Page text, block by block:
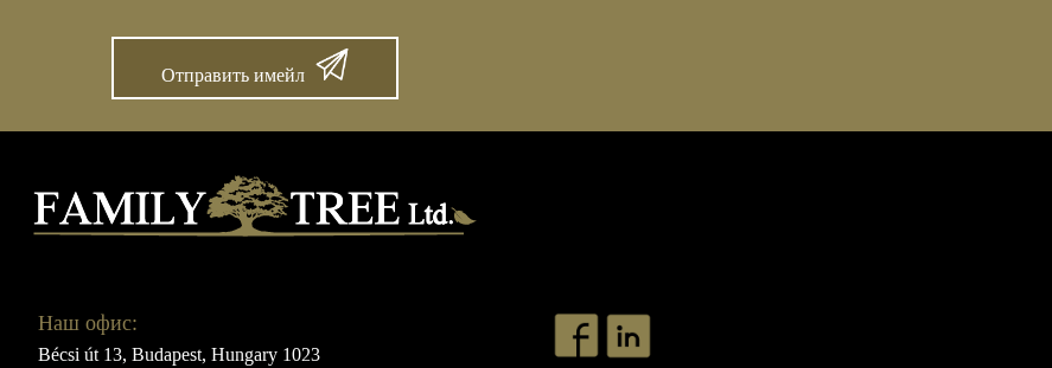
Отправить имейл
Наш офис:
Bécsi út 13, Budapest, Hungary 1023